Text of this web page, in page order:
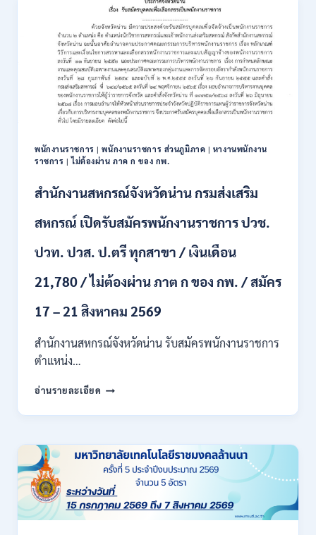
พนักงาน
ราชการ
รูป
แบบ
พิเศษ
111
อัตรา
/
ปวส.
ป.ตรี
หลาย
+
เงิน
17700
–
71500
/
ต้อง
ภาค
กพ.
สมัคร
17
–
28
สิงหาคม
2569
พนักงานราชการ |พนักงานราชการ ส่วนภูมิภาค | หางานพนักงาน
ราชการ |ไม่ต้องผ่าน ภาค ก ของ กพ.
สำนักงานสหกรณ์จังหวัดน่าน กรมส่งเสริม
สหกรณ์ เปิดรับสมัครพนักงานราชการ ปวช.
ปวท. ปวส. ป.ตรี ทุกสาขา / เงินเดือน
21,780 / ไม่ต้องผ่าน ภาต ก ของ กพ. / สมัคร
17 – 21 สิงหาคม 2569
สำนักงานสหกรณ์จังหวัดน่าน รับสมัครพนักงานราชการ
ตำแหน่ง…
อ่านรายละเอียด สำนักงาน
จังหวัด
กรม
ส่ง
เสริม
สหกรณ์
เปิด
รับ